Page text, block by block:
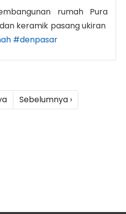
rumah Pura
keramik pasang ukiran
#denpasar
Sebelumnya ›